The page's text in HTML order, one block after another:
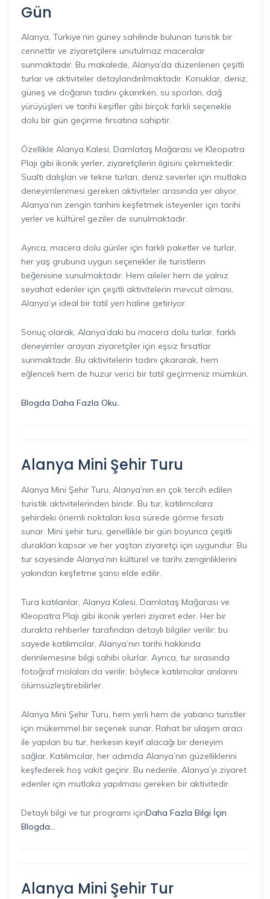
Gün
Alanya, Türkiye’nin güney sahilinde bulunan turistik bir
cennettir ve ziyaretçilere unutulmaz maceralar
sunmaktadır. Bu makalede, Alanya’da düzenlenen çeşitli
turlar ve aktiviteler detaylandırılmaktadır. Konuklar, deniz,
güneş ve doğanın tadını çıkarırken, su sporları, dağ
yürüyüşleri ve tarihi keşifler gibi birçok farklı seçenekle
dolu bir gün geçirme fırsatına sahiptir.
Özellikle Alanya Kalesi, Damlataş Mağarası ve Kleopatra
Plajı gibi ikonik yerler, ziyaretçilerin ilgisini çekmektedir.
Sualtı dalışları ve tekne turları, deniz severler için mutlaka
deneyimlenmesi gereken aktiviteler arasında yer alıyor.
Alanya’nın zengin tarihini keşfetmek isteyenler için tarihi
yerler ve kültürel geziler de sunulmaktadır.
Ayrıca, macera dolu günler için farklı paketler ve turlar,
her yaş grubuna uygun seçenekler ile turistlerin
beğenisine sunulmaktadır. Hem aileler hem de yalnız
seyahat edenler için çeşitli aktivitelerin mevcut olması,
Alanya’yı ideal bir tatil yeri haline getiriyor.
Sonuç olarak, Alanya’daki bu macera dolu turlar, farklı
deneyimler arayan ziyaretçiler için eşsiz fırsatlar
sunmaktadır. Bu aktivitelerin tadını çıkararak, hem
eğlenceli hem de huzur verici bir tatil geçirmeniz mümkün.
Blogda Daha Fazla Oku..
Alanya Mini Şehir Turu
Alanya Mini Şehir Turu, Alanya’nın en çok tercih edilen
turistik aktivitelerinden biridir. Bu tur, katılımcılara
şehirdeki önemli noktaları kısa sürede görme fırsatı
sunar. Mini şehir turu, genellikle bir gün boyunca çeşitli
durakları kapsar ve her yaştan ziyaretçi için uygundur. Bu
tur sayesinde Alanya’nın kültürel ve tarihi zenginliklerini
yakından keşfetme şansı elde edilir.
Tura katılanlar, Alanya Kalesi, Damlataş Mağarası ve
Kleopatra Plajı gibi ikonik yerleri ziyaret eder. Her bir
durakta rehberler tarafından detaylı bilgiler verilir; bu
sayede katılımcılar, Alanya’nın tarihi hakkında
derinlemesine bilgi sahibi olurlar. Ayrıca, tur sırasında
fotoğraf molaları da verilir, böylece katılımcılar anılarını
ölümsüzleştirebilirler.
Alanya Mini Şehir Turu, hem yerli hem de yabancı turistler
için mükemmel bir seçenek sunar. Rahat bir ulaşım aracı
ile yapılan bu tur, herkesin keyif alacağı bir deneyim
sağlar. Katılımcılar, her adımda Alanya’nın güzelliklerini
keşfederek hoş vakit geçirir. Bu nedenle, Alanya’yı ziyaret
edenler için mutlaka yapılması gereken bir aktivitedir.
Detaylı bilgi ve tur programı içinDaha Fazla Bilgi İçin
Blogda…
Alanya Mini Şehir Tur